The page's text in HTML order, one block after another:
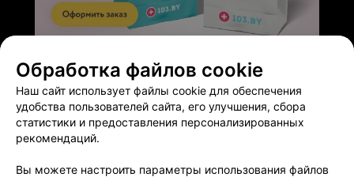
Обработка файлов cookie
Наш сайт использует файлы cookie для обеспечения
удобства пользователей сайта, его улучшения, сбора
статистики и предоставления персонализированных
рекомендаций.
Вы можете настроить параметры использования файлов